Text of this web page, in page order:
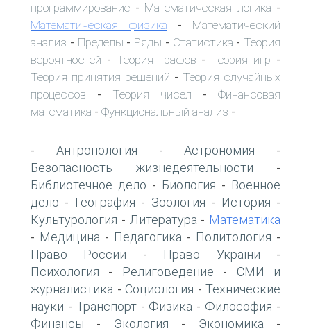
программирование - Математическая логика -
Математическая физика - Математический
анализ - Пределы - Ряды - Статистика - Теория
вероятностей - Теория графов - Теория игр -
Теория принятия решений - Теория случайных
процессов - Теория чисел - Финансовая
математика - Функциональный анализ -
- Антропология -Астрономия -
Безопасность жизнедеятельности -
Библиотечное дело - Биология - Военное
дело - География - Зоология - История -
Культурология - Литература - Математика
- Медицина - Педагогика - Политология -
Право России - Право України -
Психология - Религоведение - СМИ и
журналистика - Социология - Технические
науки - Транспорт- Физика - Философия -
Финансы - Экология - Экономика -